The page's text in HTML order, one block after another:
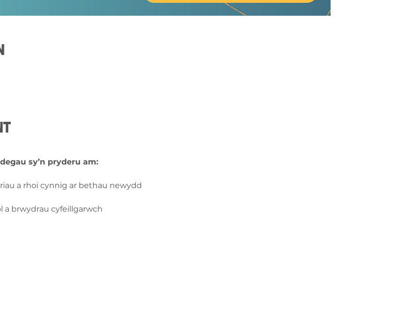
sy’n pryderu am:
a rhoi cynnig ar bethau newydd
a brwydrau cyfeillgarwch